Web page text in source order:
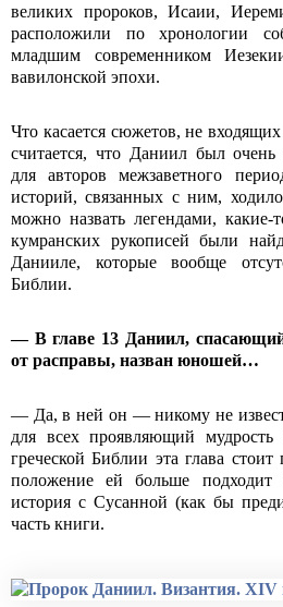
великих пророков, Исаии,
расположили по хронологии
младшим современником
вавилонской эпохи.
Что касается сюжетов, не
считается, что Даниил был
для авторов межзаветного
историй, связанных с ним,
можно назвать легендами,
кумранских рукописей были
Данииле, которые вообще
Библии.
— В главе 13 Даниил,
от расправы, назван юношей…
— Да, в ней он — никому не
для всех проявляющий
греческой Библии эта глава
положение ей больше подходит
история с Сусанной (как бы
часть книги.